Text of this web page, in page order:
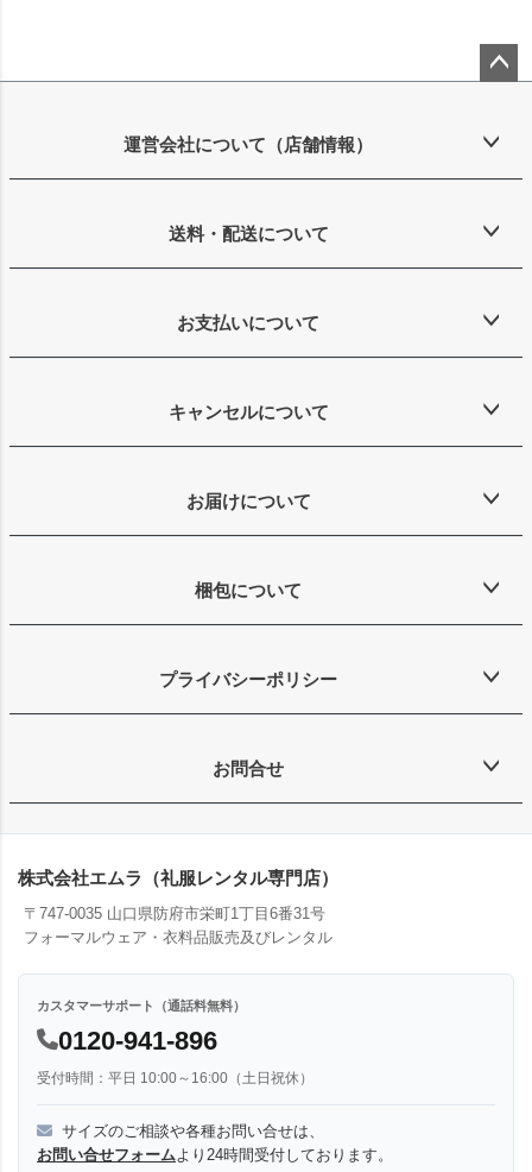
ップ
運営会社について（店舗情報）
送料・配送について
お支払いについて
キャンセルについて
お届けについて
梱包について
プライバシーポリシー
お問合せ
株式会社エムラ（礼服レンタル専門店）
〒747-0035 山口県防府市栄町1丁目6番31号
フォーマルウェア・衣料品販売及びレンタル
カスタマーサポート（通話料無料）
0120-941-896
受付時間：平日 10:00～16:00（土日祝休）
サイズのご相談や各種お問い合せは、
お問い合せフォーム より24時間受付しております。